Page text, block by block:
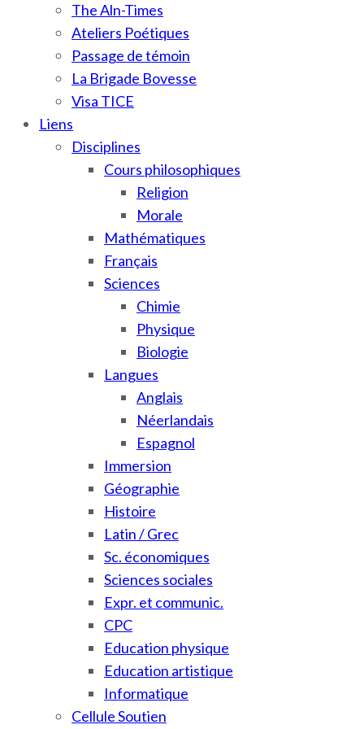
The Aln-Times
Ateliers Poétiques
Passage de témoin
La Brigade Bovesse
Visa TICE
Liens
Disciplines
Cours philosophiques
Religion
Morale
Mathématiques
Français
Sciences
Chimie
Physique
Biologie
Langues
Anglais
Néerlandais
Espagnol
Immersion
Géographie
Histoire
Latin / Grec
Sc. économiques
Sciences sociales
Expr. et communic.
CPC
Education physique
Education artistique
Informatique
Cellule Soutien